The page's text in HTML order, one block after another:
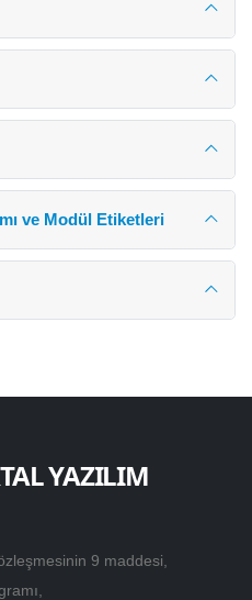
ve Modül Etiketleri
YAZILIM
9 maddesi,